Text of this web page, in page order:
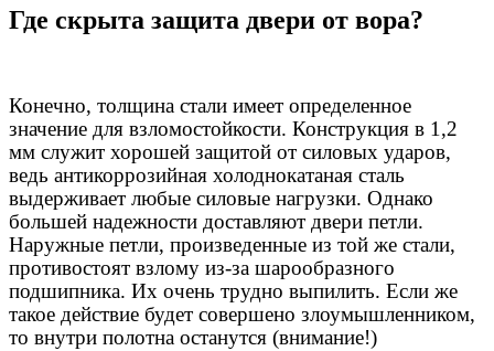
Где скрыта защита двери от вора?
Конечно, толщина стали имеет определенное
значение для взломостойкости. Конструкция в 1,2
мм служит хорошей защитой от силовых ударов,
ведь антикоррозийная холоднокатаная сталь
выдерживает любые силовые нагрузки. Однако
большей надежности доставляют двери петли.
Наружные петли, произведенные из той же стали,
противостоят взлому из-за шарообразного
подшипника. Их очень трудно выпилить. Если же
такое действие будет совершено злоумышленником,
то внутри полотна останутся (внимание!)